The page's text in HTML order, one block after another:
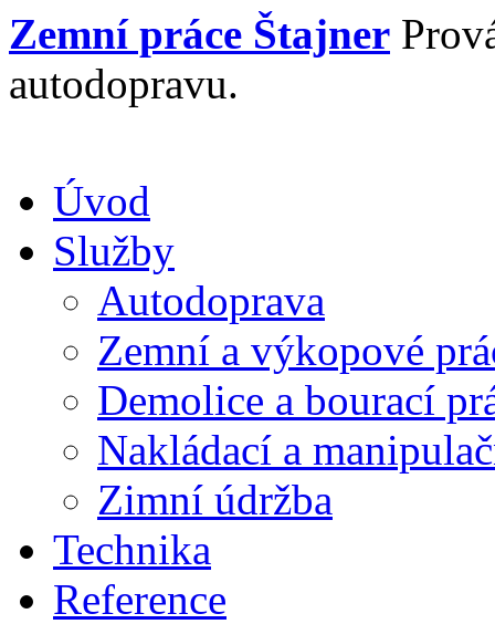
Zemní práce Štajner
autodopravu.
Úvod
Služby
Autodoprava
Zemní a výkopové
Demolice a bourací
Nakládací a
Zimní údržba
Technika
Reference